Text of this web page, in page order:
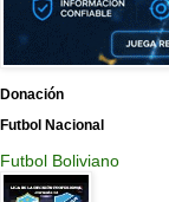
Donación
Futbol Nacional
Futbol Boliviano